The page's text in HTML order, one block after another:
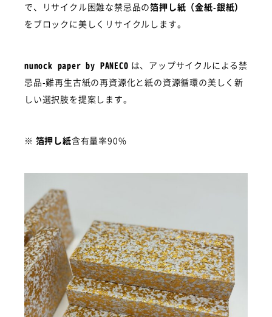
HOME
SOLUTION
EXHIBITION
NEWS
で、リサイクル困難な禁忌品の箔押し紙（金紙-銀紙）
をブロックに美しくリサイクルします。
nunock paper by PANECO は、アップサイクルによる禁
忌品-難再生古紙の再資源化と紙の資源循環の美しく新
しい選択肢を提案します。
※ 箔押し紙含有量率90%